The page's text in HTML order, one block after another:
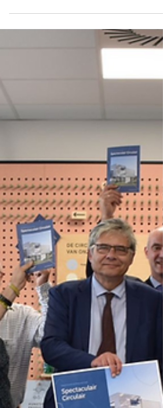
Day. Als partner bij het Circular Materials
Center in...